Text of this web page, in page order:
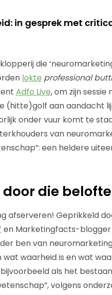
in gesprek met
die
lokte professional
Adfo Live, om zijn
(hitte)golf aan aandacht
onder vuur komt te
van
een heldere
die belofte
afserveren! Geprikkeld
en Marketingfacts-blogger
ben van
waarheid is en wat
als het
volgens